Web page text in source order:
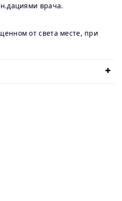
врача.
от света месте, при